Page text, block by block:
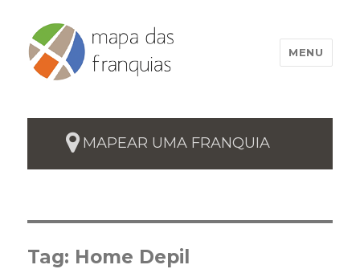
MENU
MAPEAR UMA FRANQUIA
Tag: Home Depil